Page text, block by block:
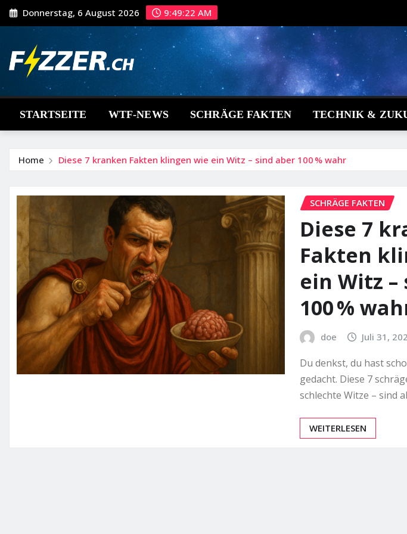
Skip
to
Donnerstag, 6 August 2026 9:49:23 AM
STARTSEITE WTF-NEWS SCHRÄGE FAKTEN TECHNIK &
Home Diese 7 kranken Fakten klingen wie ein Witz – sind aber 100 % wahr
SCHRÄGE FAKTEN
Diese 7
Fakten
ein Witz
100 %
doe Juli 31,
Du denkst, du hast
gedacht. Diese 7
schlechte Witze – sind
WEITERLESEN